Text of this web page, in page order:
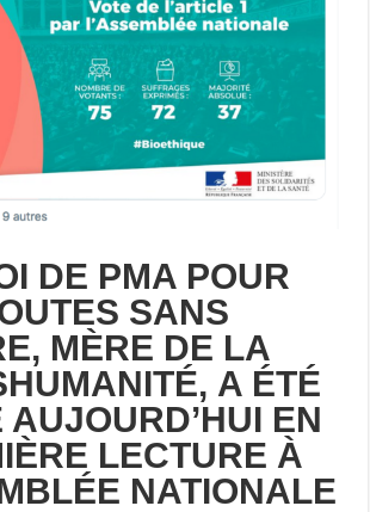
DE PMA POUR
SANS
MÈRE DE LA
A ÉTÉ
AUJOURD’HUI EN
LECTURE À
NATIONALE